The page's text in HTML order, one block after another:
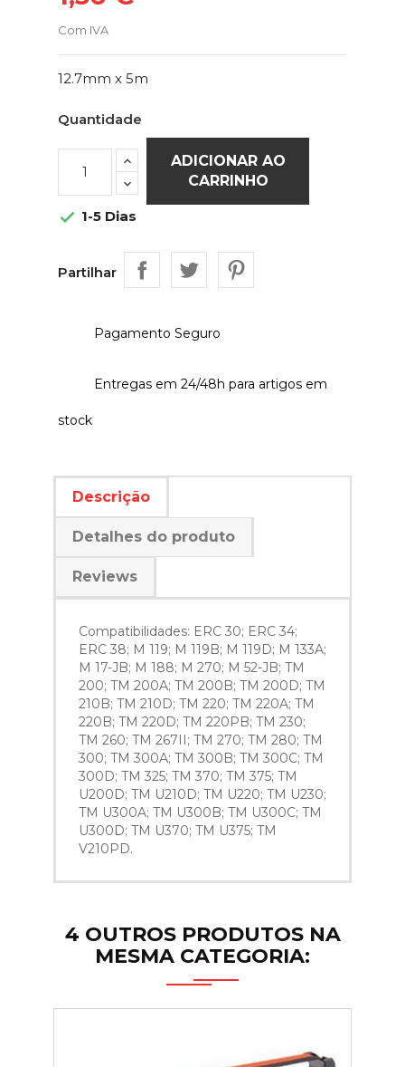
Com IVA
12.7mm x 5m
Quantidade
ADICIONAR AO
CARRINHO
 1-5 Dias
Partilhar
Pagamento Seguro
Entregas em 24/48h para artigos em
stock
Descrição
Detalhes do produto
Reviews
Compatibilidades: ERC 30; ERC 34;
ERC 38; M 119; M 119B; M 119D; M 133A;
M 17-JB; M 188; M 270; M 52-JB; TM
200; TM 200A; TM 200B; TM 200D; TM
210B; TM 210D; TM 220; TM 220A; TM
220B; TM 220D; TM 220PB; TM 230;
TM 260; TM 267II; TM 270; TM 280; TM
300; TM 300A; TM 300B; TM 300C; TM
300D; TM 325; TM 370; TM 375; TM
U200D; TM U210D; TM U220; TM U230;
TM U300A; TM U300B; TM U300C; TM
U300D; TM U370; TM U375; TM
V210PD.
4 OUTROS PRODUTOS NA
MESMA CATEGORIA: